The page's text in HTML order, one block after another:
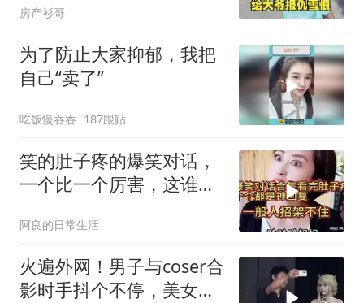
房产衫哥
为了防止大家抑郁，我把
自己“卖了”
吃饭慢吞吞 187跟贴
笑的肚子疼的爆笑对话，
一个比一个厉害，这谁招
阿良的日常生活
火遍外网！男子与coser合
影时手抖个不停，美女做